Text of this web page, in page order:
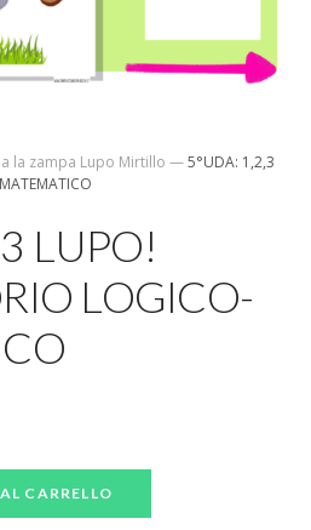
la zampa Lupo Mirtillo —5°UDA: 1,2,3
LUPO!
LOGICO-
CARRELLO